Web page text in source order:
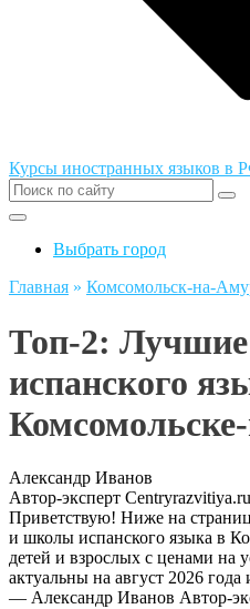
Курсы иностранных языков в
Выбрать город
Главная » Комсомольск-на-
Топ-2:
испанского
Александр Иванов
Автор-эксперт Centryrazvitiya.ru
Приветствую! Ниже на
и школы испанского языка в
детей и взрослых с ценами на
актуальны на август 2026
— Александр Иванов Автор-